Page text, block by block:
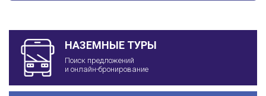
НАЗЕМНЫЕ ТУРЫ
Поиск предложений
и онлайн-бронирование